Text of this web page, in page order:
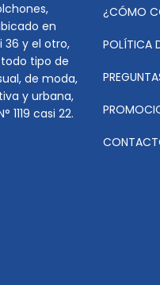
en
36 y el otro,
todo tipo de
de moda,
y urbana,
1119 casi 22.
¿CÓMO
POLÍTICA